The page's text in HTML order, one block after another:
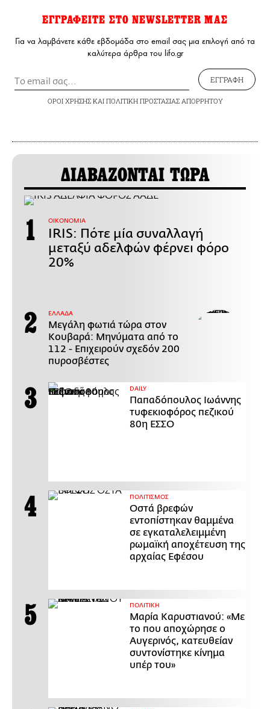
ΕΓΓΡΑΦΕΙΤΕ ΣΤΟ NEWSLETTER ΜΑΣ
Για να λαμβάνετε κάθε εβδομάδα στο email σας μια επιλογή από τα
καλύτερα άρθρα του lifo.gr
ΕΓΓΡΑΦΗ
ΟΡΟΙ ΧΡΗΣΗΣΚΑΙ ΠΟΛΙΤΙΚΗ ΠΡΟΣΤΑΣΙΑΣ ΑΠΟΡΡΗΤΟΥ
ΔΙΑΒΑΖΟΝΤΑΙ ΤΩΡΑ
ΟΙΚΟΝΟΜΙΑ
IRIS: Πότε μία συναλλαγή
μεταξύ αδελφών φέρνει φόρο
20%
ΕΛΛΑΔΑ
Μεγάλη φωτιά τώρα στον
Κουβαρά: Μηνύματα από το
112 - Επιχειρούν σχεδόν 200
πυροσβέστες
DAILY
Παπαδόπουλος Ιωάννης
τυφεκιοφόρος πεζικού
80η ΕΣΣΟ
ΠΟΛΙΤΙΣΜΟΣ
Οστά βρεφών
εντοπίστηκαν θαμμένα
σε εγκαταλελειμμένη
ρωμαϊκή αποχέτευση της
αρχαίας Εφέσου
ΠΟΛΙΤΙΚΗ
Μαρία Καρυστιανού: «Με
το που αποχώρησε ο
Αυγερινός, κατευθείαν
συντονίστηκε κίνημα
υπέρ του»